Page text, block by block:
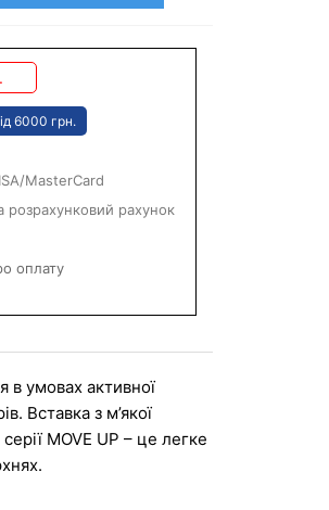
6000 грн.
MasterCard
розрахунковий рахунок
оплату
в умовах активної
Вставка з м’якої
MOVE UP – це легке